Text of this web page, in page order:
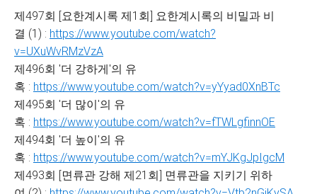
제497회 [요한계시록 제1회] 요한계시록의 비밀과 비
결 (1) : https://www.youtube.com/watch?
v=UXuWvRMzVzA
제496회 '더 강하게'의 유
혹 : https://www.youtube.com/watch?v=yYyad0XnBTc
제495회 '더 많이'의 유
혹 : https://www.youtube.com/watch?v=fTWLgfinnOE
제494회 '더 높이'의 유
혹 : https://www.youtube.com/watch?v=mYJKgJpIgcM
제493회 [면류관 강해 제21회] 면류관을 지키기 위하